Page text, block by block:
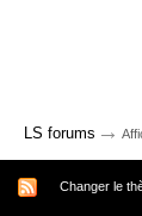
LS forums →
Changer le